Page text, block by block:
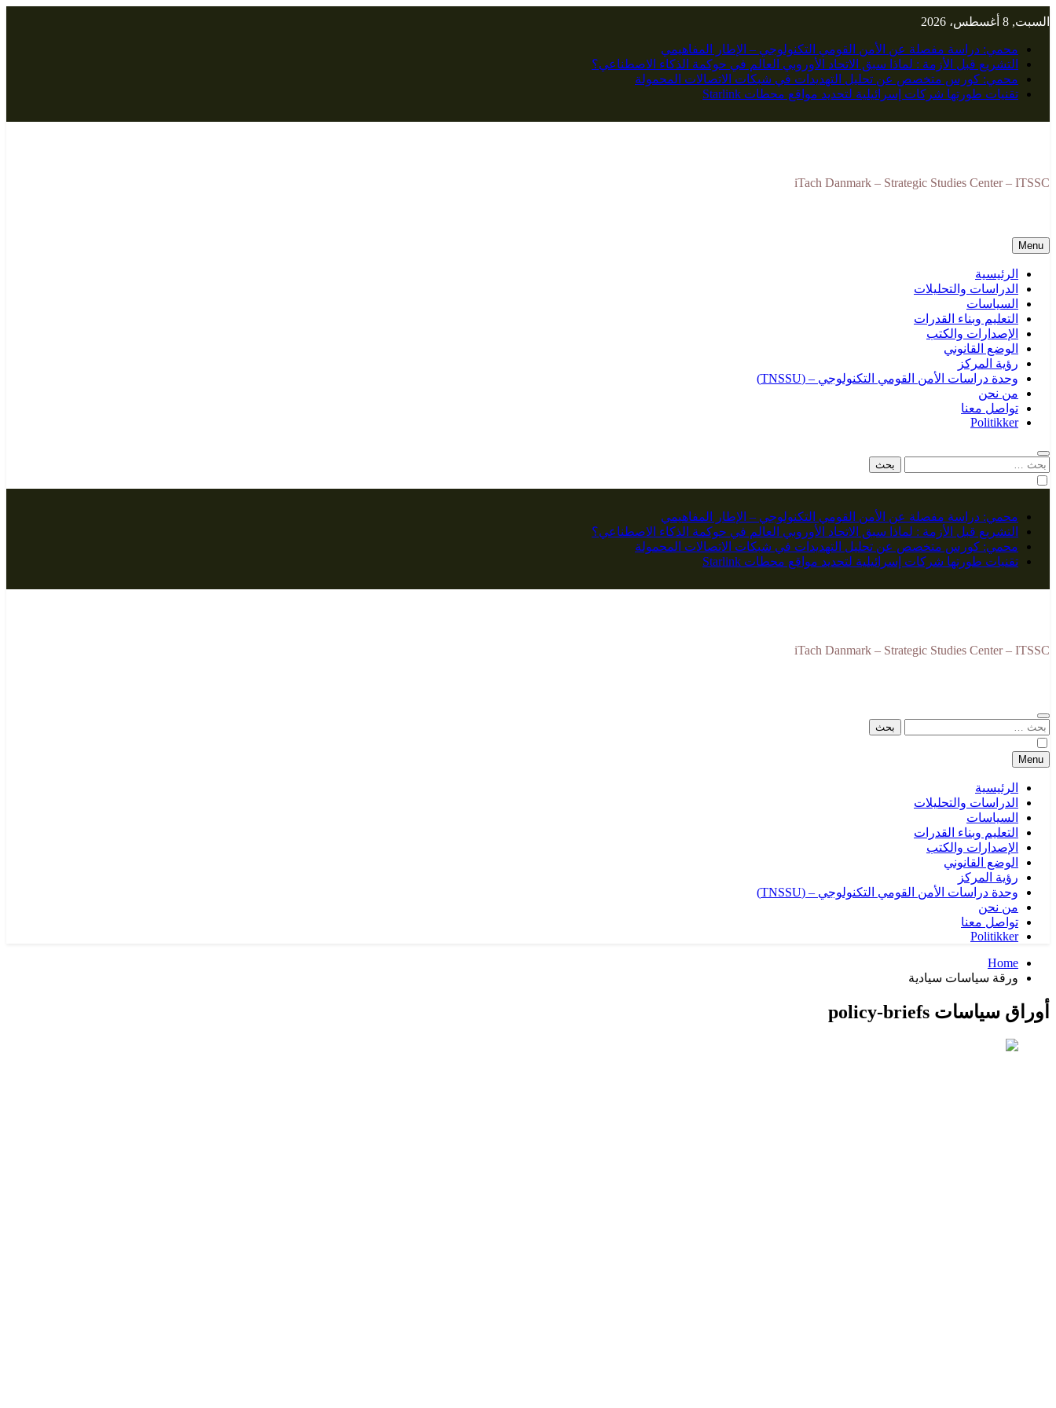
toالسبت, 8 أغسطس، 2026
محمي: دراسة مفصلة عن الأمن القومي التكنولوجي – الإطار المفاهيمي
التشريع قبل الأزمة : لماذا سبق الاتحاد الأوروبي العالم في حوكمة الذكاء الاصطناعي؟
محمي: كورس متخصص عن تحليل التهديدات في شبكات الاتصالات المحمولة
تقنيات طورتها شركات إسرائيلية لتحديد مواقع محطات Starlink
iTach Danmark – Strategic Studies Center – ITSSC
Menu
الرئيسية
الدراسات والتحليلات
السياسات
التعليم وبناء القدرات
الإصدارات والكتب
الوضع القانوني
رؤية المركز
وحدة دراسات الأمن القومي التكنولوجي – (TNSSU)
من نحن
تواصل معنا
Politikker
البحث
عن:
محمي: دراسة مفصلة عن الأمن القومي التكنولوجي – الإطار المفاهيمي
التشريع قبل الأزمة : لماذا سبق الاتحاد الأوروبي العالم في حوكمة الذكاء الاصطناعي؟
محمي: كورس متخصص عن تحليل التهديدات في شبكات الاتصالات المحمولة
تقنيات طورتها شركات إسرائيلية لتحديد مواقع محطات Starlink
iTach Danmark – Strategic Studies Center – ITSSC
البحث
عن:
Menu
الرئيسية
الدراسات والتحليلات
السياسات
التعليم وبناء القدرات
الإصدارات والكتب
الوضع القانوني
رؤية المركز
وحدة دراسات الأمن القومي التكنولوجي – (TNSSU)
من نحن
تواصل معنا
Politikker
Home
ورقة سياسات سيادية
أوراق سياسات policy-briefs